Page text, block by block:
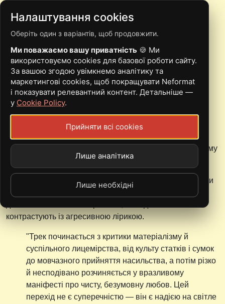
KUASKIO ВИПУСТИЛА
НОВУ ПІСНЮ
Neformat.com.ua
Днями хіп-хоп-виконавиця презентувала сингл "моя
утопія де вас нема", яким завершує етап роботи в цьому
Валерія , aka kuaskio
, критикує вади
сучасного суспільства. Стилістично пісня наслідує
контрастують із агресивною лірикою.
"Трек починається з критики матеріалізму й
суспільного лицемірства, від культу статків і сумок
до мовчазного прийняття насильства, а потім різко
й несподівано розчиняється у вразливому
маніфесті про чисту, безумовну любов. Цей
перехід не є суперечністю — він є надією на світле
Налаштування cookies
Оберіть один з варіантів, щоб продовжити.
Ми поважаємо вашу приватність 🍪 Ми
використовуємо cookies для базової роботи сайту.
За вашою згодою увімкнемо аналітику та
маркетингові cookies, щоб покращувати Neformat
і показувати релевантний контент. Детальніше —
у Cookie Policy.
Прийняти всі cookies
Лише аналітика
Лише необхідні